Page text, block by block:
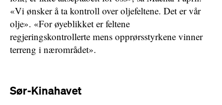
«Vi ønsker å ta kontroll over oljefeltene. Det er vår
olje». «For øyeblikket er feltene
regjeringskontrollerte mens opprørsstyrkene vinner
terreng i nærområdet».
Sør-Kinahavet